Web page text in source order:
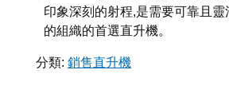
印象深刻的射程,是需要可靠且靈
的組織的首選直升機。
分類: 銷售直升機